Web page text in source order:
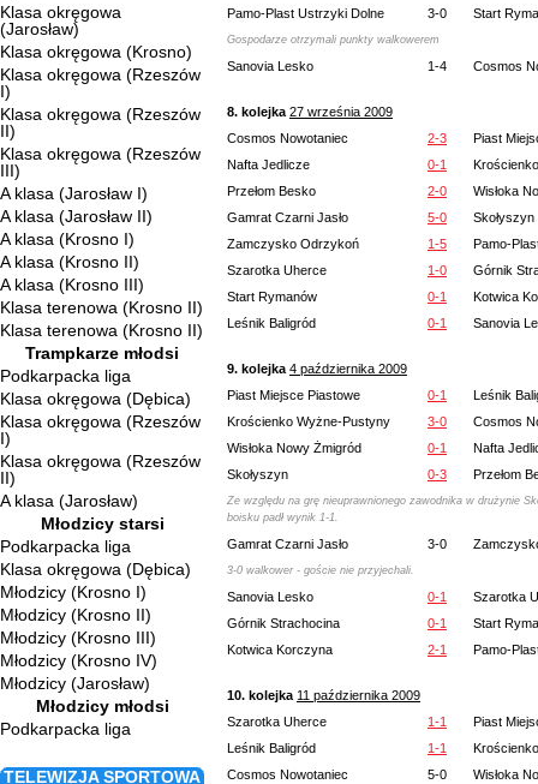
Klasa okręgowa
(Jarosław)
Klasa okręgowa (Krosno)
Klasa okręgowa (Rzeszów
I)
Klasa okręgowa (Rzeszów
II)
Klasa okręgowa (Rzeszów
III)
A klasa (Jarosław I)
A klasa (Jarosław II)
A klasa (Krosno I)
A klasa (Krosno II)
A klasa (Krosno III)
Klasa terenowa (Krosno II)
Klasa terenowa (Krosno II)
Trampkarze młodsi
Podkarpacka liga
Klasa okręgowa (Dębica)
Klasa okręgowa (Rzeszów
I)
Klasa okręgowa (Rzeszów
II)
A klasa (Jarosław)
Młodzicy starsi
Podkarpacka liga
Klasa okręgowa (Dębica)
Młodzicy (Krosno I)
Młodzicy (Krosno II)
Młodzicy (Krosno III)
Młodzicy (Krosno IV)
Młodzicy (Jarosław)
Młodzicy młodsi
Podkarpacka liga
TELEWIZJA SPORTOWA
Pamo-Plast Ustrzyki Dolne
3-0 Start
Gospodarze otrzymali punkty walkowerem
Sanovia Lesko 1-4 Cosmos
8. kolejka 27 września 2009
Cosmos Nowotaniec
2-3
Piast
Nafta Jedlicze
0-1
Przełom Besko
2-0
Wisłoka
Gamrat Czarni Jasło
5-0
Skołyszyn
Zamczysko Odrzykoń
1-5
Pamo-
Szarotka Uherce
1-0
Górnik
Start Rymanów
0-1
Kotwica
Leśnik Baligród
0-1 Sanovia
9. kolejka 4 października 2009
Piast Miejsce Piastowe
0-1
Leśnik
Krościenko Wyżne-Pustyny
3-0
Cosmos
Wisłoka Nowy Żmigród
0-1
Nafta
Skołyszyn
0-3 Przełom
Ze względu na grę nieuprawnionego zawodnika w drużynie
boisku padł wynik 1-1.
Gamrat Czarni Jasło 3-0
3-0 walkower - goście nie przyjechali.
Sanovia Lesko 0-1
Szarotka
Górnik Strachocina
0-1
Start
Kotwica Korczyna
2-1 Pamo-
10. kolejka 11 października 2009
Szarotka Uherce
1-1
Piast
Leśnik Baligród
1-1
Cosmos Nowotaniec
5-0
Wisłoka